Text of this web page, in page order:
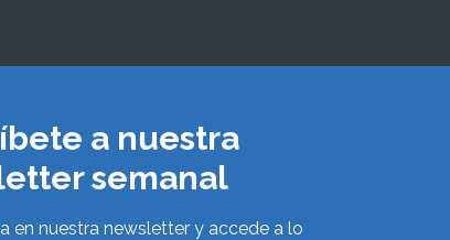
a nuestra
semanal
en nuestra newsletter y accede a lo